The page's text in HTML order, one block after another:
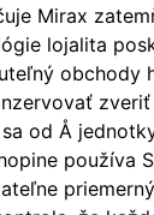
Mirax
lojalita
obchody
od Å
používa